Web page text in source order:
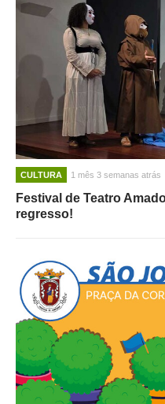
CULTURA 1 mês 3 semanas atrás
Festival de Teatro
regresso!